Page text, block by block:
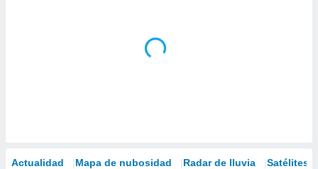
Actualidad Mapa de nubosidad Radar de lluvia Satélites